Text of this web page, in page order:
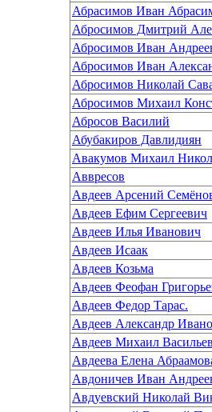
Абрасимов Иван
Абросимов Дмитрий
Абросимов Иван
Абросимов Иван
Абросимов Николай
Абросимов Михаил
Абросов Василий
Абубакиров Давлидиян
Авакумов Михаил
Аввресов
Авдеев Арсений
Авдеев Ефим Сергеевич
Авдеев Илья Иванович
Авдеев Исаак
Авдеев Козьма
Авдеев Феофан
Авдеев Федор Тарас.
Авдеев Александр
Авдеев Михаил
Авдеева Елена
Авдоничев Иван
Авдуевский Николай